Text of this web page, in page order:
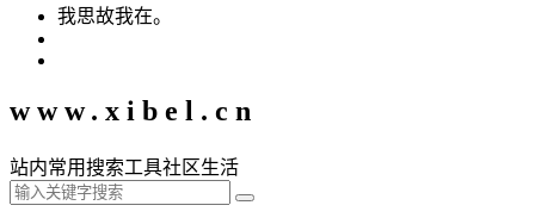
我思故我在。
www.xibel.cn
站内常用搜索工具社区生活